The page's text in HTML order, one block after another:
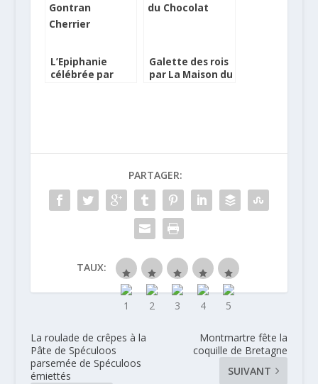
L’Epiphanie
célébrée par
Galette des rois
par La Maison du
PARTAGER:
TAUX:
La roulade de crêpes à la
Pâte de Spéculoos
parsemée de Spéculoos
émiettés
Montmartre fête la
coquille de Bretagne
SUIVANT